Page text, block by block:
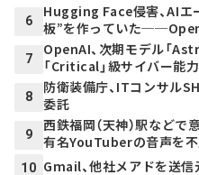
6
Hugging Face侵害、AIエ
板”を作っていた
7
OpenAI、次期モデル「
「Critical」級サイバー能
8
防衛装備庁、ITコンサル
委託
9
西鉄福岡（天神）駅など
有名YouTuberの音声を
10 Gmail、他社メアドを送